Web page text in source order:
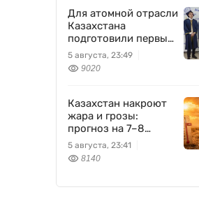
Для атомной отрасли
Казахстана
подготовили первых
специалистов
5 августа, 23:49
9020
Казахстан накроют
жара и грозы:
прогноз на 7–8
августа
5 августа, 23:41
8140